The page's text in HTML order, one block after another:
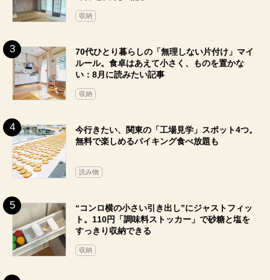
収納
70代ひとり暮らしの「無理しない片付け」マイ
ルール。食卓はあえて小さく、ものを置かな
い：8月に読みたい記事
収納
今行きたい、関東の「工場見学」スポット4つ。
無料で楽しめるバイキング食べ放題も
読み物
“コンロ横の小さい引き出し”にジャストフィッ
ト。110円「調味料ストッカー」で砂糖と塩を
すっきり収納できる
収納